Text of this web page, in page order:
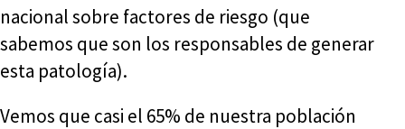
nacional sobre factores de riesgo (que
sabemos que son los responsables de generar
esta patología).
Vemos que casi el 65% de nuestra población